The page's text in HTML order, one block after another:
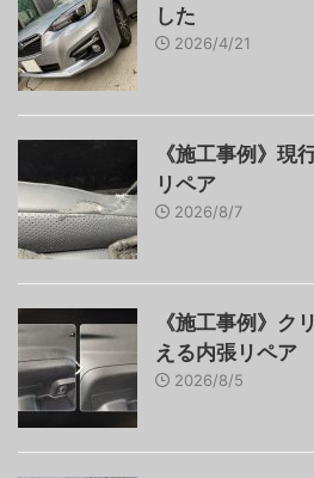
した
2026/4/21
《施工事例》現
リペア
2026/8/7
《施工事例》ク
える内張リペア
2026/8/5